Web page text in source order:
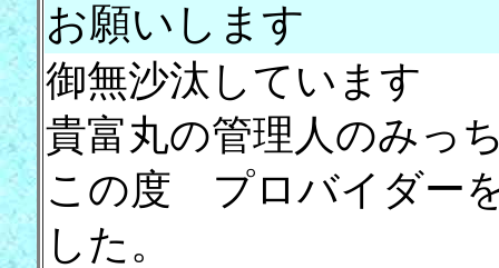
お願いします
御無沙汰しています
貴富丸の管理人のみっ
この度 プロバイダー
した。